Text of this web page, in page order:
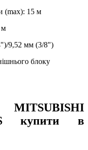
(max): 15 м
м
9,52 мм (3/8")
блоку
S купити в